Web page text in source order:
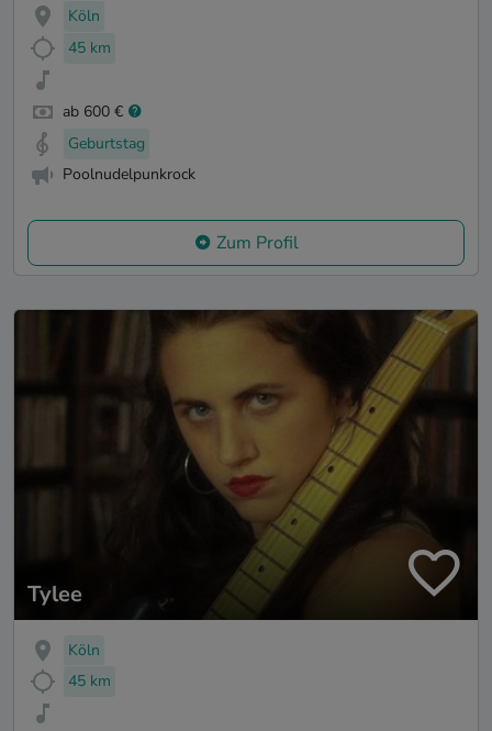
Köln
45 km
ab 600 €
Geburtstag
Poolnudelpunkrock
Zum Profil
Tylee
Köln
45 km